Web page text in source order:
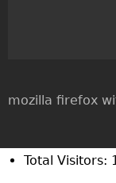
Best
mozilla
Total Visitors: